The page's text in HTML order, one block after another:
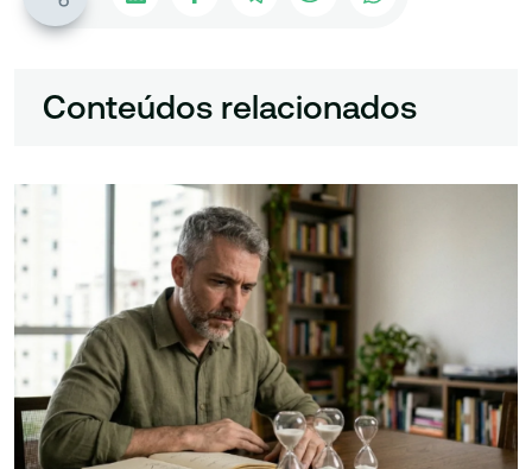
Conteúdos relacionados